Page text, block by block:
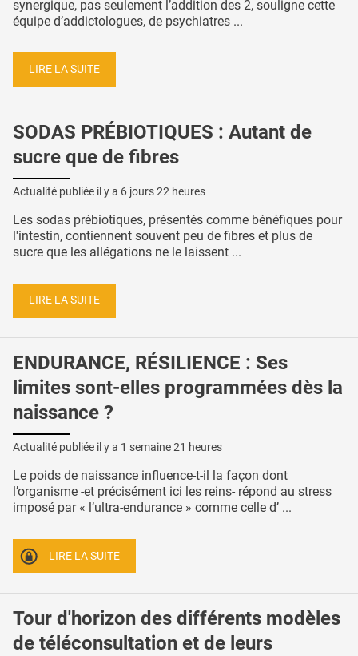
synergique, pas seulement l’addition des 2, souligne cette
équipe d’addictologues, de psychiatres ...
LIRE LA SUITE
SODAS PRÉBIOTIQUES : Autant de
sucre que de fibres
Actualité publiée il y a 6 jours 22 heures
Les sodas prébiotiques, présentés comme bénéfiques pour
l'intestin, contiennent souvent peu de fibres et plus de
sucre que les allégations ne le laissent ...
LIRE LA SUITE
ENDURANCE, RÉSILIENCE : Ses
limites sont-elles programmées dès la
naissance ?
Actualité publiée il y a 1 semaine 21 heures
Le poids de naissance influence-t-il la façon dont
l’organisme -et précisément ici les reins- répond au stress
imposé par « l’ultra-endurance » comme celle d’ ...
LIRE LA SUITE
Tour d'horizon des différents modèles
de téléconsultation et de leurs